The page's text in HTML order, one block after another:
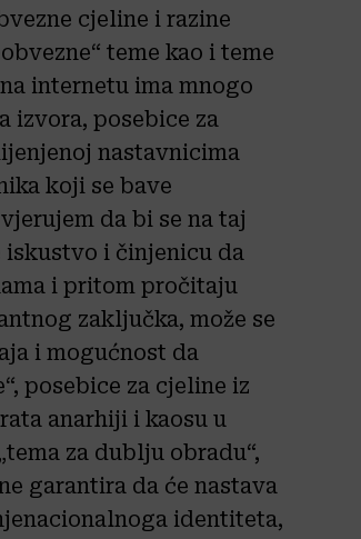
cjeline i razine
teme kao i teme
internetu ima mnogo
izvora, posebice za
nastavnicima
koji se bave
da bi se na taj
iskustvo i činjenicu da
i pritom pročitaju
zaključka, može se
i mogućnost da
posebice za cjeline iz
anarhiji i kaosu u
za dublju obradu“,
garantira da će nastava
identiteta,